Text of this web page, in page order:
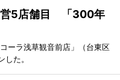
営5店舗目 「300年
ーラ浅草観音前店」（台東区
た。